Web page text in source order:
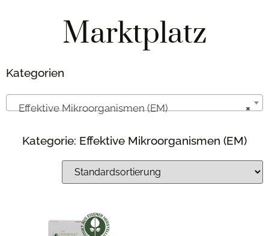
Marktplatz
Kategorien
×
Effektive Mikroorganismen (EM)
Kategorie: Effektive Mikroorganismen (EM)